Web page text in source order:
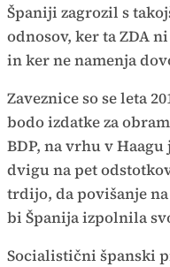
Španiji zagrozil s
odnosov, ker ta ZDA
in ker ne namenja
Zaveznice so se leta
bodo izdatke za
BDP, na vrhu v
dvigu na pet
trdijo, da povišanje
bi Španija izpolnila
Socialistični španski